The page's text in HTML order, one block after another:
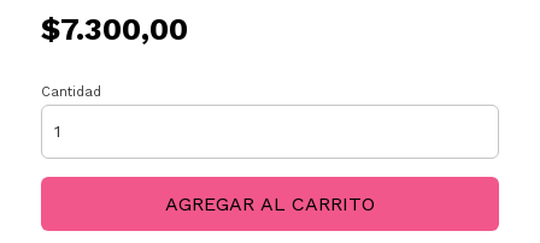
$7.300,00
Cantidad
AGREGAR AL CARRITO